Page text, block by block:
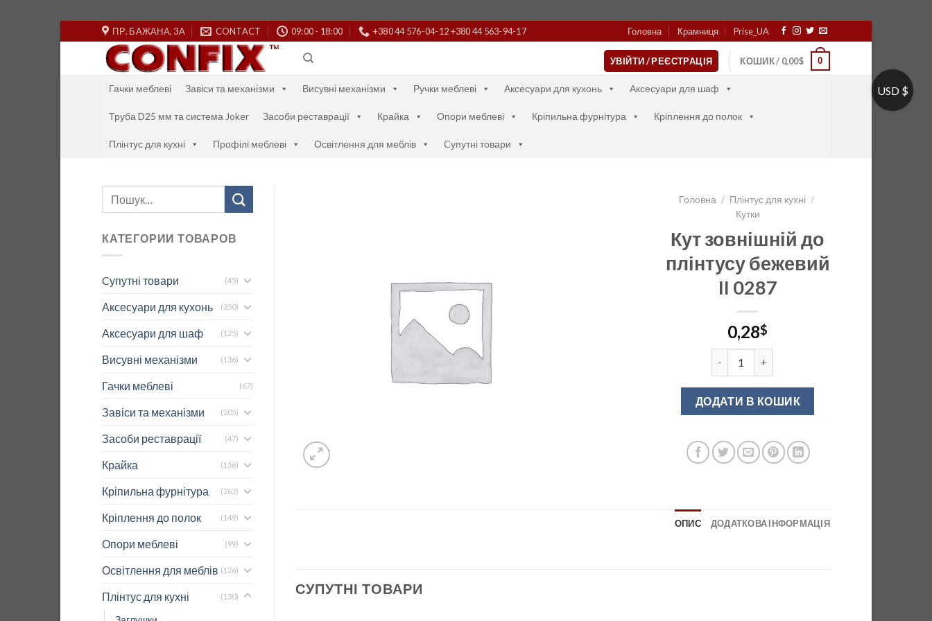
to
ПР. БАЖАНА, 3А CONTACT 09:00 - 18:00 +380 44 576-04-12 +380 44 563-94-17 Головна Крамниця Prise_UA
УВІЙТИ / РЕЄСТРАЦІЯ КОШИК / 0,00$ 0
Гачки меблеві Завіси та механізми Висувні механізми Ручки меблеві Аксесуари для кухонь Аксесуари для шаф
Труба D25 мм та система Joker Засоби реставрації Крайка Опори меблеві Кріпильна фурнітура Кріплення до полок
Плінтус для кухні Профілі меблеві Освітлення для меблів Cупутні товари
Шукати:
КАТЕГОРИИ ТОВАРОВ
Cупутні товари (45)
Аксесуари для кухонь (350)
Аксесуари для шаф (125)
Висувні механізми (136)
Гачки меблеві (67)
Завіси та механізми (205)
Засоби реставрації (47)
Крайка (156)
Кріпильна фурнітура (262)
Кріплення до полок (149)
Опори меблеві (99)
Освітлення для меблів (126)
Плінтус для кухні (130)
Головна / Плінтус для кухні /
Кутки
Кут зовнішній до
плінтусу бежевий
II 0287
0,28$
ДОДАТИ В КОШИК
ОПИС ДОДАТКОВА ІНФОРМАЦІЯ
СУПУТНІ ТОВАРИ
USD $